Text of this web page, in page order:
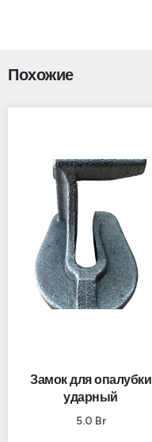
Похожие
Замок для опалубки
ударный
5.0 Br